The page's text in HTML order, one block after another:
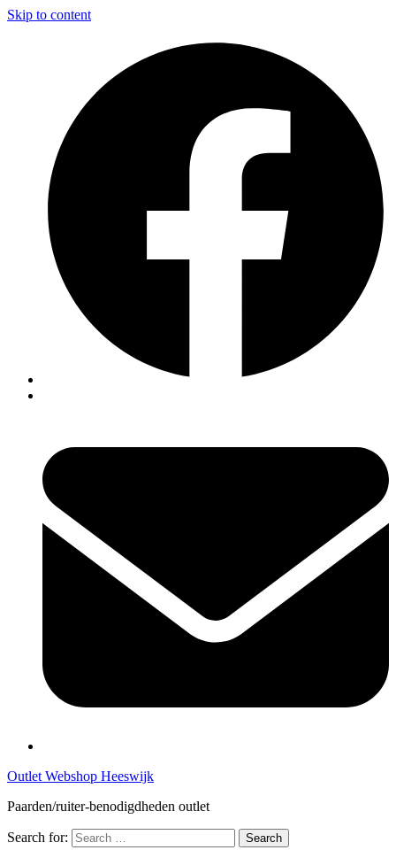
Skip to content
Outlet Webshop Heeswijk
Paarden/ruiter-benodigdheden outlet
Search for: